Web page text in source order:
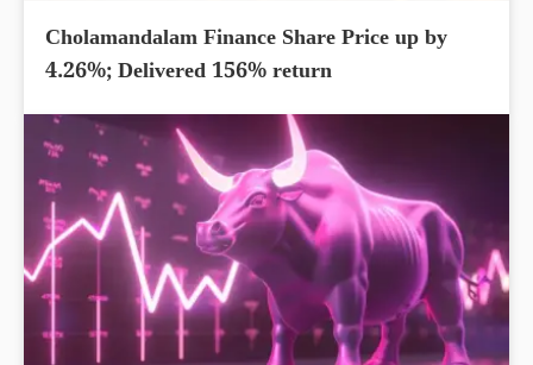
Cholamandalam Finance Share Price up by
4.26%; Delivered 156% return